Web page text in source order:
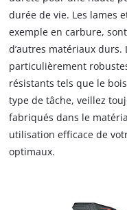
durée de vie. Les lames
exemple en carbure,
d’autres matériaux
particulièrement
résistants tels que le
type de tâche, veillez
fabriqués dans le
utilisation efficace de
optimaux.